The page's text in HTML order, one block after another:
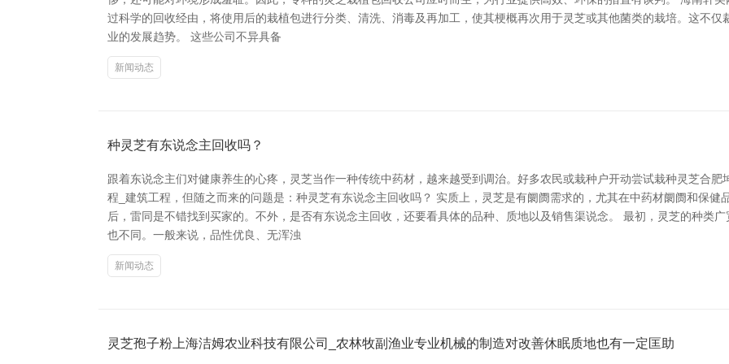
过科学的回收经由，将使用后的栽植包进行分类、清洗、消毒及再加工，使其梗概再次用于灵芝或其他菌类的栽培。这不
业的发展趋势。 这些公司不异具备
新闻动态
种灵芝有东说念主回收吗？
跟着东说念主们对健康养生的心疼，灵芝当作一种传统中药材，越来越受到调治。好多农民或栽种户开动尝试栽种灵芝合
程_建筑工程，但随之而来的问题是：种灵芝有东说念主回收吗？ 实质上，灵芝是有阛阓需求的，尤其在中药材阛阓和保健
后，雷同是不错找到买家的。不外，是否有东说念主回收，还要看具体的品种、质地以及销售渠说念。 最初，灵芝的种类
也不同。一般来说，品性优良、无浑浊
新闻动态
灵芝孢子粉上海洁姆农业科技有限公司_农林牧副渔业专业机械的制造对改善休眠质地也有一定匡助